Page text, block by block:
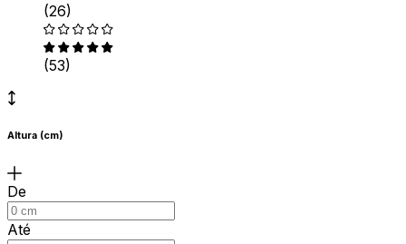
(26)
(53)
Altura (cm)
De
Até